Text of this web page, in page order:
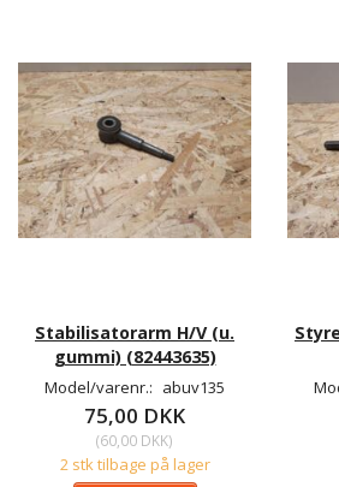
Stabilisatorarm H/V (u.
gummi) (82443635)
Model/varenr.: abuv135
75,00 DKK
(60,00 DKK)
2 stk tilbage på lager